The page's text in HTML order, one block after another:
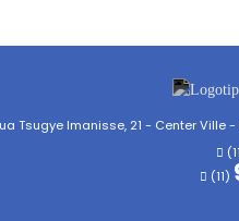
Tsugye Imanisse, 21 - Center Ville -
(11)